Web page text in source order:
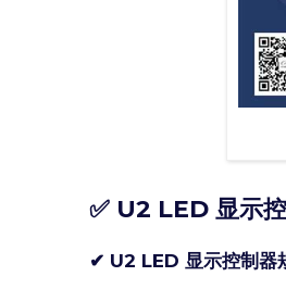
✅ U2 LED 显示
✔ U2 LED 显示控制器